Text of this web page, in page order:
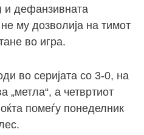
и дефанзивната
му дозволија на тимот
во игра.
во серијата со 3-0, на
„метла“, а четвртиот
помеѓу понеделник